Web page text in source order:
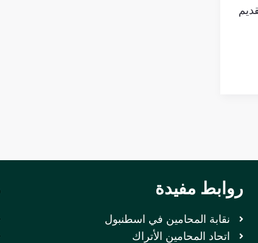
روابط مفيدة
نقابة المحامين في اسطنبول
اتحاد المحامين الأتراك